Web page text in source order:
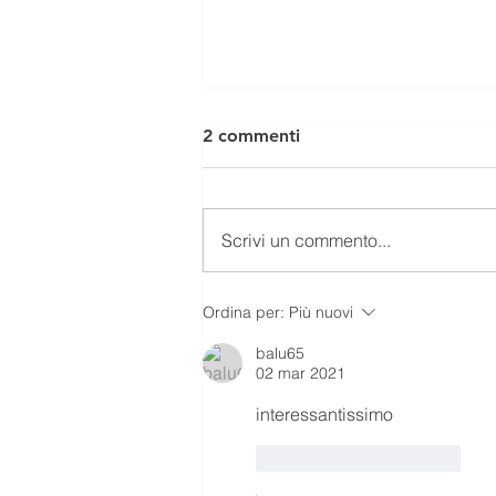
EX FORNACIONE DI VIA
2 commenti
Scrivi un commento...
Ordina per: Più nuovi
balu65
02 mar 2021
interessantissimo